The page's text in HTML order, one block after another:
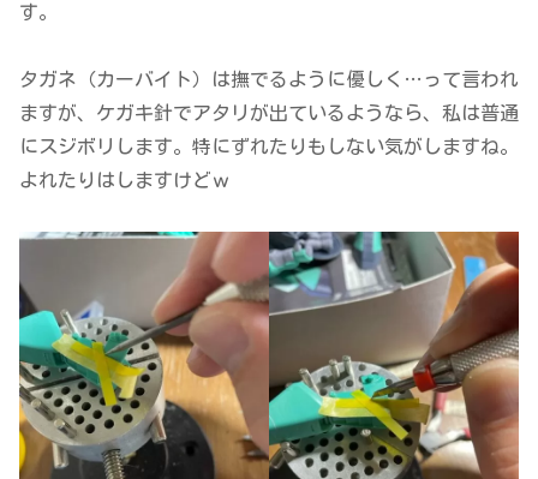
す。
タガネ（カーバイト）は撫でるように優しく…って言われ
ますが、ケガキ針でアタリが出ているようなら、私は普通
にスジボリします。特にずれたりもしない気がしますね。
よれたりはしますけどｗ